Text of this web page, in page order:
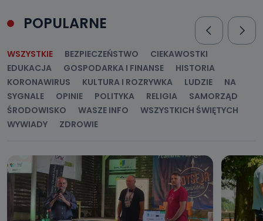
POPULARNE
WSZYSTKIE BEZPIECZEŃSTWO
CIEKAWOSTKI
EDUKACJA
GOSPODARKA I FINANSE
HISTORIA
KORONAWIRUS
KULTURA I ROZRYWKA LUDZIE
NA
SYGNALE
OPINIE POLITYKA RELIGIA
SAMORZĄD
ŚRODOWISKO
WASZE INFO
WSZYSTKICH ŚWIĘTYCH
WYWIADY
ZDROWIE